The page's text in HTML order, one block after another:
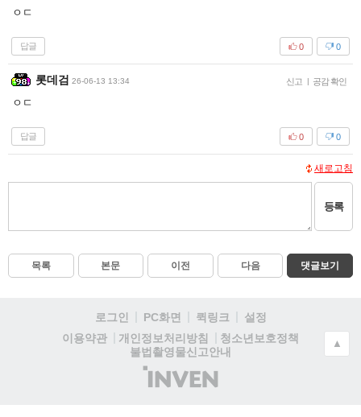
ㅇㄷ
답글 0
0
롯데검 26-06-13 13:34 신고 공감 확인
ㅇㄷ
답글 0
0
새로고침
등록
목록 본문 이전 다음 댓글보기
로그인 PC화면 퀵링크
설정
이용약관
개인정보처리방침
청소년보호정책
불법촬영물신고안내
(주)
인
▲